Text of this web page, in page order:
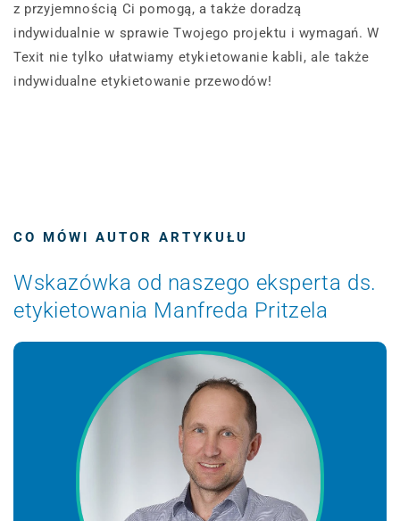
z przyjemnością Ci pomogą, a także doradzą
indywidualnie w sprawie Twojego projektu i wymagań. W
Texit nie tylko ułatwiamy etykietowanie kabli, ale także
indywidualne etykietowanie przewodów!
CO MÓWI AUTOR ARTYKUŁU
Wskazówka od naszego eksperta ds.
etykietowania Manfreda Pritzela